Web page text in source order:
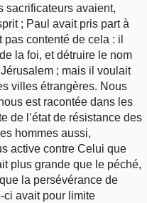
sacrificateurs avaient,
; Paul avait pris part à
pas contenté de cela : il
la foi, et détruire le nom
; mais il voulait
villes étrangères. Nous
est racontée dans les
de l’état de résistance des
hommes aussi,
active contre Celui que
plus grande que le péché,
la persévérance de
ci avait pour limite